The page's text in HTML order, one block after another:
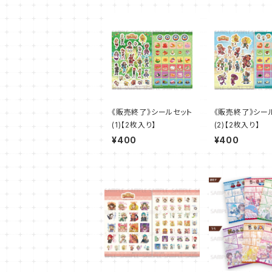
《販売終了》シールセット
(1)【2枚入り】
¥400
《販売終了》シー
(2)【2枚入り】
¥400